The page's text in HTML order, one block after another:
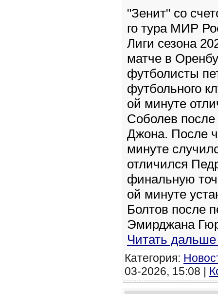
"Зенит" со
го тура МИР
Лиги сезона
матче в
футболисты
футбольного
ой минуте
Соболев
Джона. После
минуте
отличился
финальную
ой минуте
Болтов после
Эмирджана
Читать
Категория:
03-2026, 15:08 |